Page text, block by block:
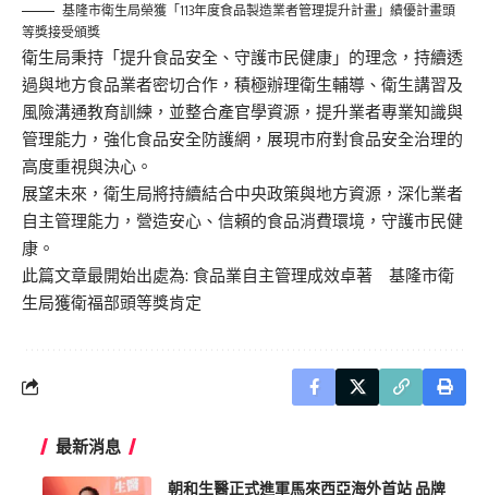
基隆市衛生局榮獲「113年度食品製造業者管理提升計畫」績優計畫頭
等獎接受頒獎
衛生局秉持「提升食品安全、守護市民健康」的理念，持續透
過與地方食品業者密切合作，積極辦理衛生輔導、衛生講習及
風險溝通教育訓練，並整合產官學資源，提升業者專業知識與
管理能力，強化食品安全防護網，展現市府對食品安全治理的
高度重視與決心。
展望未來，衛生局將持續結合中央政策與地方資源，深化業者
自主管理能力，營造安心、信賴的食品消費環境，守護市民健
康。
此篇文章最開始出處為: 食品業自主管理成效卓著 基隆市衛
生局獲衛福部頭等獎肯定
最新消息
朝和生醫正式進軍馬來西亞海外首站 品牌